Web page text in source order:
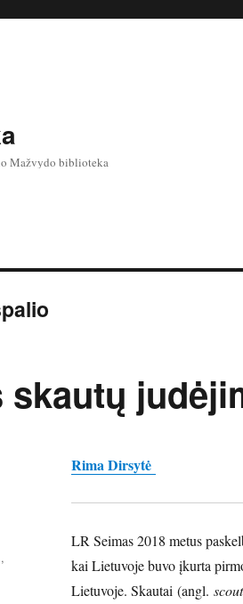
Mažvydo biblioteka
skautų
Rima Dirsytė
LR Seimas 2018 metus
kai Lietuvoje buvo įkurta
Lietuvoje. Skautai (angl. scout
,